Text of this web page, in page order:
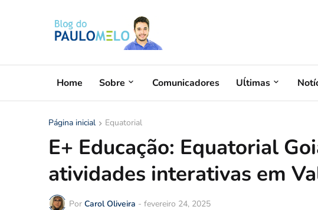
Home Sobre Comunicadores Uĺtimas
Página inicial Equatorial
E+ Educação: Equatorial
atividades interativas em
Por Carol Oliveira - fevereiro 24, 2025